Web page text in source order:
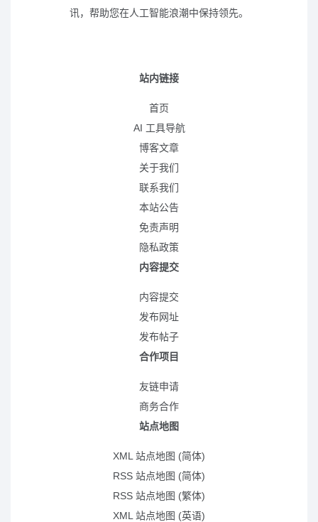
讯，帮助您在人工智能浪潮中保持领先。
站内链接
首页
AI 工具导航
博客文章
关于我们
联系我们
本站公告
免责声明
隐私政策
内容提交
内容提交
发布网址
发布帖子
合作项目
友链申请
商务合作
站点地图
XML 站点地图 (简体)
RSS 站点地图 (简体)
RSS 站点地图 (繁体)
XML 站点地图 (英语)